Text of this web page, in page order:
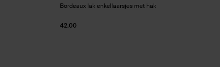
Bordeaux lak enkellaarsjes met hak
42.00